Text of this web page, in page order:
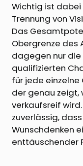
Wichtig ist
Trennung von
Das
Obergrenze des
dagegen nur
qualifizierten
für jede einzelne
der genau zeigt,
verkaufsreif
zuverlässig,
Wunschdenken
enttäuschender